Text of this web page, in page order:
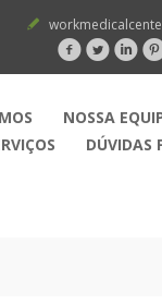
NOSSA
DÚVIDAS